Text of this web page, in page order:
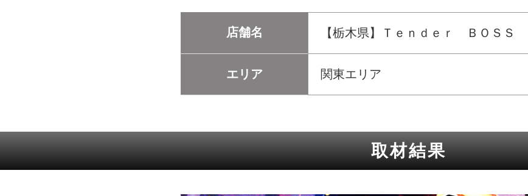
店舗名 【栃木県】Ｔｅｎｄｅｒ ＢＯＳＳ
エリア 関東エリア
取材結果